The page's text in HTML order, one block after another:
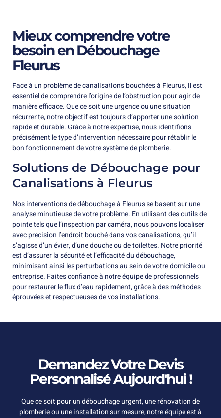
Mieux comprendre votre
besoin en Débouchage
Fleurus
Face à un problème de canalisations bouchées à Fleurus, il est
essentiel de comprendre l’origine de l’obstruction pour agir de
manière efficace. Que ce soit une urgence ou une situation
récurrente, notre objectif est toujours d’apporter une solution
rapide et durable. Grâce à notre expertise, nous identifions
précisément le type d’intervention nécessaire pour rétablir le
bon fonctionnement de votre système de plomberie.
Solutions de Débouchage pour
Canalisations à Fleurus
Nos interventions de débouchage à Fleurus se basent sur une
analyse minutieuse de votre problème. En utilisant des outils de
pointe tels que l’inspection par caméra, nous pouvons localiser
avec précision l’endroit bouché dans vos canalisations, qu’il
s’agisse d’un évier, d’une douche ou de toilettes. Notre priorité
est d’assurer la sécurité et l’efficacité du débouchage,
minimisant ainsi les perturbations au sein de votre domicile ou
entreprise. Faites confiance à notre équipe de professionnels
pour restaurer le flux d’eau rapidement, grâce à des méthodes
éprouvées et respectueuses de vos installations.
Demandez Votre Devis
Personnalisé Aujourd'hui !
Que ce soit pour un débouchage urgent, une rénovation de
plomberie ou une installation sur mesure, notre équipe est à